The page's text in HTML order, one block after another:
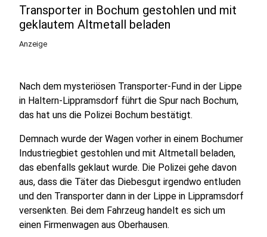
Transporter in Bochum gestohlen und mit
geklautem Altmetall beladen
Anzeige
Nach dem mysteriösen Transporter-Fund in der Lippe
in Haltern-Lippramsdorf führt die Spur nach Bochum,
das hat uns die Polizei Bochum bestätigt.
Demnach wurde der Wagen vorher in einem Bochumer
Industriegbiet gestohlen und mit Altmetall beladen,
das ebenfalls geklaut wurde. Die Polizei gehe davon
aus, dass die Täter das Diebesgut irgendwo entluden
und den Transporter dann in der Lippe in Lippramsdorf
versenkten. Bei dem Fahrzeug handelt es sich um
einen Firmenwagen aus Oberhausen.